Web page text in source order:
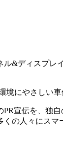
ル&ディスプレ
境にやさしい車
PR宣伝を、独
くの人々にスマ